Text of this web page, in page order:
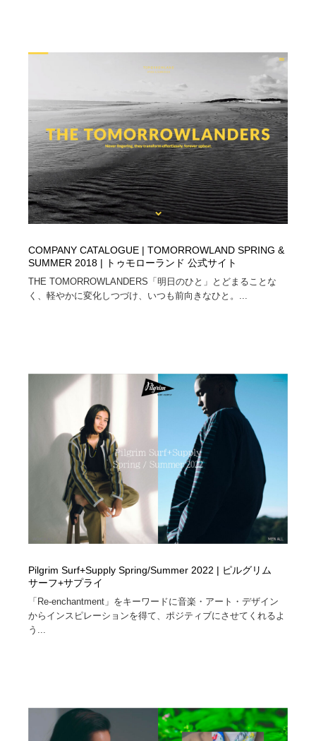
COMPANY CATALOGUE | TOMORROWLAND SPRING &
SUMMER 2018 | トゥモローランド 公式サイト
THE TOMORROWLANDERS「明日のひと」とどまることな
く、軽やかに変化しつづけ、いつも前向きなひと。...
Pilgrim Surf+Supply Spring/Summer 2022 | ピルグリム
サーフ+サプライ
「Re-enchantment」をキーワードに音楽・アート・デザイン
からインスピレーションを得て、ポジティブにさせてくれるよ
う...